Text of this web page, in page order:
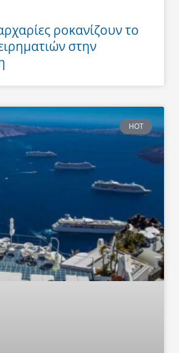
ροκανίζουν το
στην
HOT